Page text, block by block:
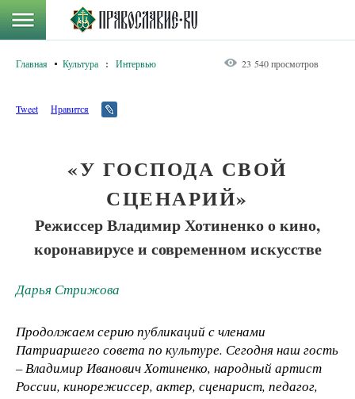
Главная Культура : Интервью 23 540 просмотров
Tweet Нравится
«У ГОСПОДА СВОЙ
СЦЕНАРИЙ»
Режиссер Владимир Хотиненко о кино,
коронавирусе и современном искусстве
Дарья Стрижова
Продолжаем серию публикаций с членами
Патриаршего совета по культуре. Сегодня наш гость
– Владимир Иванович Хотиненко, народный артист
России, кинорежиссер, актер, сценарист, педагог,